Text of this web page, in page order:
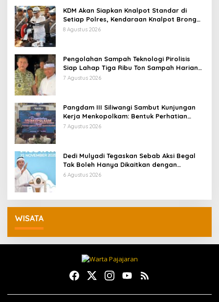
KDM Akan Siapkan Knalpot Standar di
Setiap Polres, Kendaraan Knalpot Brong
Tertangkap Langsung Ganti
8 Agustus 2026
Pengolahan Sampah Teknologi Pirolisis
Siap Lahap Tiga Ribu Ton Sampah Harian
Jawa Barat
7 Agustus 2026
Pangdam III Siliwangi Sambut Kunjungan
Kerja Menkopolkam: Bentuk Perhatian
Pemerintah
7 Agustus 2026
Dedi Mulyadi Tegaskan Sebab Aksi Begal
Tak Boleh Hanya Dikaitkan dengan
Ekonomi
6 Agustus 2026
WISATA